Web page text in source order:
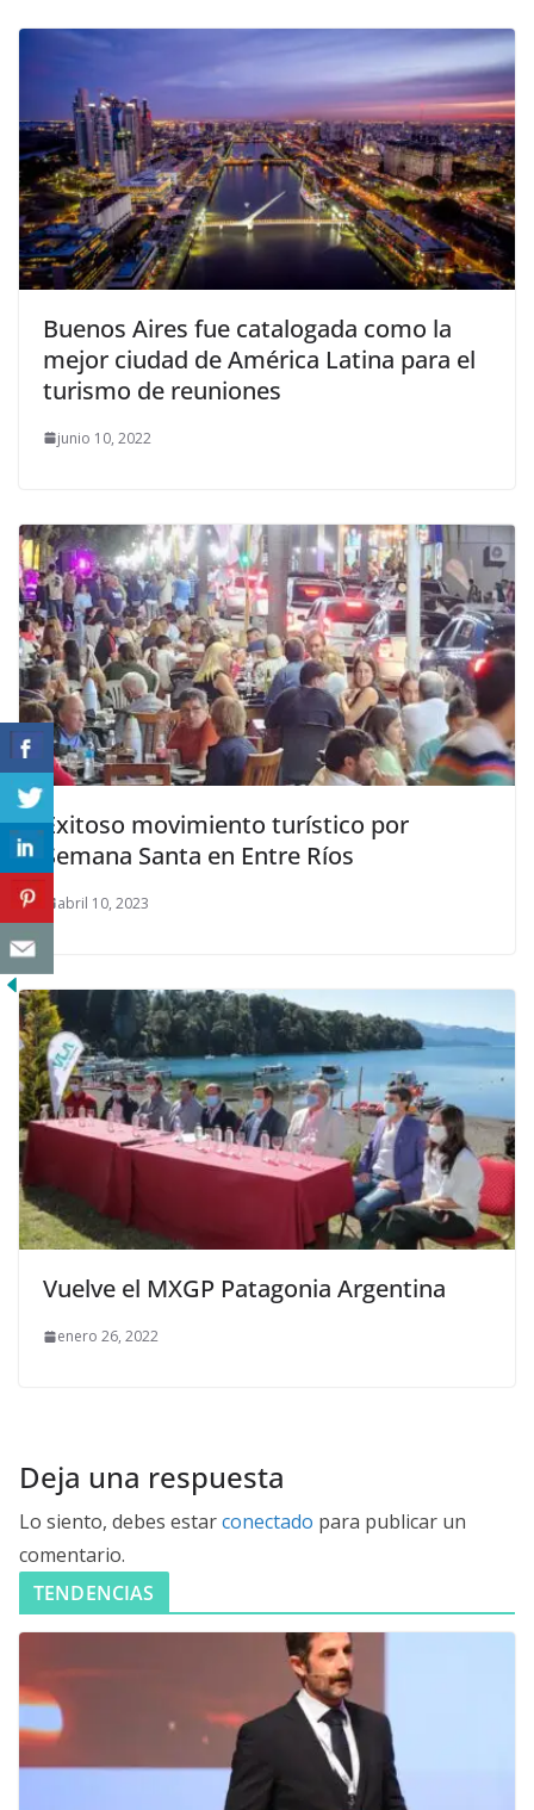
Buenos Aires fue catalogada como la
mejor ciudad de América Latina para el
turismo de reuniones
junio 10, 2022
Exitoso movimiento turístico por
Semana Santa en Entre Ríos
abril 10, 2023
Vuelve el MXGP Patagonia Argentina
enero 26, 2022
Deja una respuesta
Lo siento, debes estarconectado para publicar un
comentario.
TENDENCIAS